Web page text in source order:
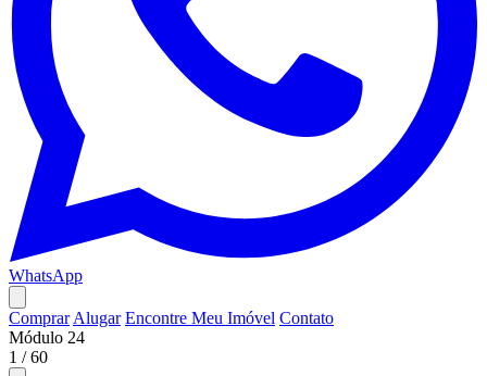
WhatsApp
Comprar Alugar Encontre Meu Imóvel Contato
Módulo 24
1 /60